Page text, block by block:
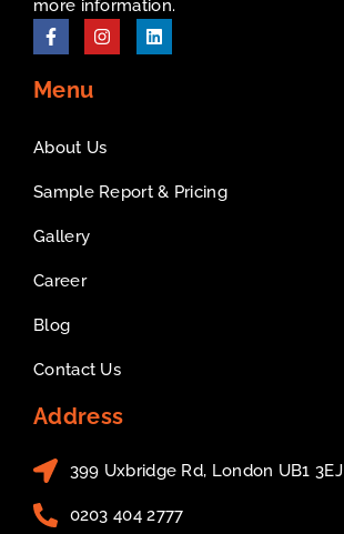
more information.
Menu
About Us
Sample Report & Pricing
Gallery
Career
Blog
Contact Us
Address
399 Uxbridge Rd, London UB1 3EJ
0203 404 2777